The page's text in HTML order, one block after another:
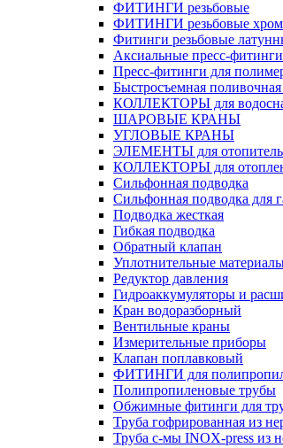
ФИТИНГИ резьбовые
ФИТИНГИ резьбовые
Фитинги резьбовые
Аксиальные пресс-фитинги
Пресс-фитинги для
Быстросъемная поливочная
КОЛЛЕКТОРЫ для
ШАРОВЫЕ КРАНЫ
УГЛОВЫЕ КРАНЫ
ЭЛЕМЕНТЫ для
КОЛЛЕКТОРЫ для
Сильфонная подводка
Cильфонная подводка для
Подводка жесткая
Гибкая подводка
Обратный клапан
Уплотнительные
Редуктор давления
Гидроаккумуляторы и
Кран водоразборный
Вентильные краны
Измерительные приборы
Клапан поплавковый
ФИТИНГИ для
Полипропиленовые трубы
Обжимные фитинги для
Труба гофрированная из
Труба с-мы INOX-press из